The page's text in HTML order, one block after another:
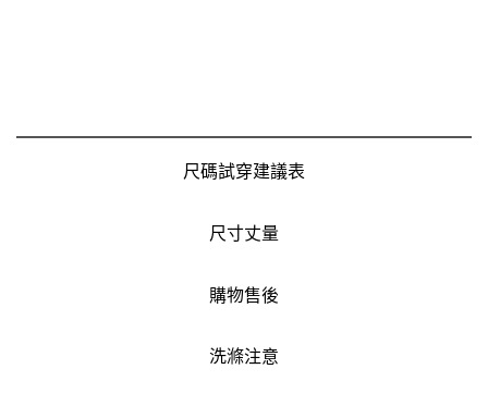
尺碼試穿建議表
尺寸丈量
購物售後
洗滌注意